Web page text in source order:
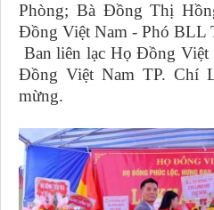
Phòng; Bà Đồng Thị
Đồng Việt Nam - Phó BLL
Ban liên lạc Họ Đồng Việt
Đồng Việt Nam TP. Chí
mừng.